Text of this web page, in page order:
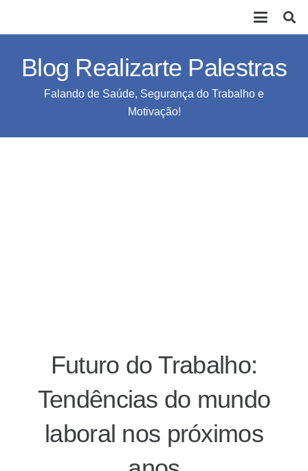
Blog Realizarte Palestras
Falando de Saúde, Segurança do Trabalho e
Motivação!
Futuro do Trabalho:
Tendências do mundo
laboral nos próximos